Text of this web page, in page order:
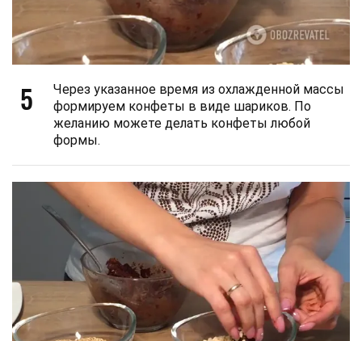
5
Через указанное время из охлажденной массы
формируем конфеты в виде шариков. По
желанию можете делать конфеты любой
формы.